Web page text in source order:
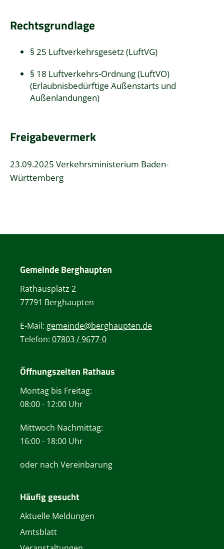
Rechtsgrundlage
§ 25 Luftverkehrsgesetz (LuftVG)
§ 18 Luftverkehrs-Ordnung (LuftVO)
(Erlaubnisbedürftige Außenstarts und
Außenlandungen)
Freigabevermerk
23.09.2025 Verkehrsministerium Baden-
Württemberg
Gemeinde Berghaupten
Rathausplatz 2
77791 Berghaupten
E-Mail: gemeinde@berghaupten.de
Telefon: 07803 / 9677-0
Öffnungszeiten Rathaus
Montag bis Freitag:
08:00 - 12:00 Uhr
Mittwoch Nachmittag:
16:00 - 18:00 Uhr
oder nach Vereinbarung
Häufig gesucht
Aktuelle Meldungen
Amtsblatt